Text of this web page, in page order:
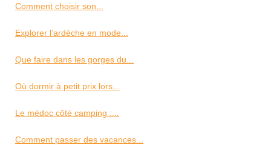
Comment choisir son...
Explorer l’ardèche en mode...
Que faire dans les gorges du...
Où dormir à petit prix lors...
Le médoc côté camping :...
Comment passer des vacances...